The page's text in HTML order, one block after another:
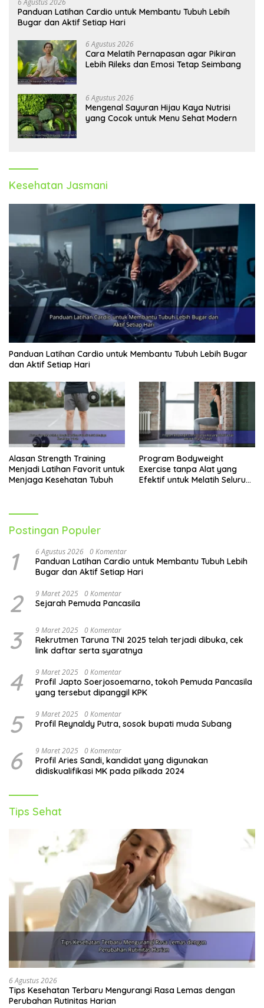
6 Agustus 2026
Panduan Latihan Cardio untuk Membantu Tubuh Lebih
Bugar dan Aktif Setiap Hari
6 Agustus 2026
Cara Melatih Pernapasan agar Pikiran
Lebih Rileks dan Emosi Tetap Seimbang
6 Agustus 2026
Mengenal Sayuran Hijau Kaya Nutrisi
yang Cocok untuk Menu Sehat Modern
Kesehatan Jasmani
Panduan Latihan Cardio untuk Membantu Tubuh Lebih Bugar
dan Aktif Setiap Hari
Alasan Strength Training
Menjadi Latihan Favorit untuk
Menjaga Kesehatan Tubuh
Program Bodyweight
Exercise tanpa Alat yang
Efektif untuk Melatih Seluruh
Postingan Populer
1 6 Agustus 2026 0 Komentar
Panduan Latihan Cardio untuk Membantu Tubuh Lebih
Bugar dan Aktif Setiap Hari
2 9 Maret 2025 0 Komentar
Sejarah Pemuda Pancasila
3 9 Maret 2025 0 Komentar
Rekrutmen Taruna TNI 2025 telah terjadi dibuka, cek
link daftar serta syaratnya
4 9 Maret 2025 0 Komentar
Profil Japto Soerjosoemarno, tokoh Pemuda Pancasila
yang tersebut dipanggil KPK
5 9 Maret 2025 0 Komentar
Profil Reynaldy Putra, sosok bupati muda Subang
6 9 Maret 2025 0 Komentar
Profil Aries Sandi, kandidat yang digunakan
didiskualifikasi MK pada pilkada 2024
Tips Sehat
6 Agustus 2026
Tips Kesehatan Terbaru Mengurangi Rasa Lemas dengan
Perubahan Rutinitas Harian